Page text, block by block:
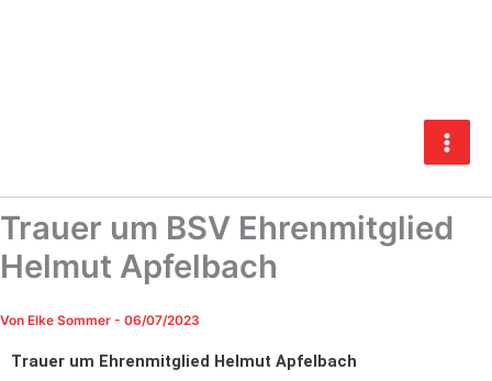
Trauer um BSV Ehrenmitglied
Helmut Apfelbach
Von Elke Sommer - 06/07/2023
Trauer um Ehrenmitglied Helmut Apfelbach